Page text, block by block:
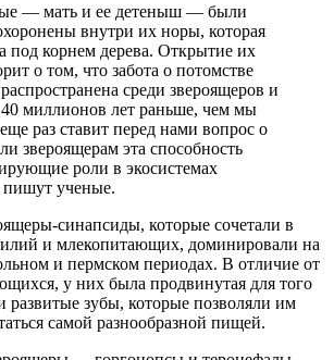
— мать и ее детеныш — были
внутри их норы, которая
под корнем дерева. Открытие их
о том, что забота о потомстве
среди звероящеров и
40 миллионов лет раньше, чем мы
раз ставит перед нами вопрос о
звероящерам эта способность
роли в экосистемах
ученые.
синапсиды, которые сочетали в
и млекопитающих, доминировали на
и пермском периодах. В отличие от
у них была продвинутая для того
развитые зубы, которые позволяли им
самой разнообразной пищей.